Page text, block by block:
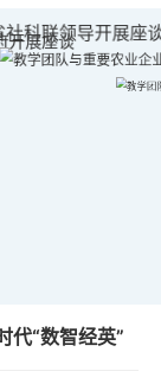
道
代“数智经英”